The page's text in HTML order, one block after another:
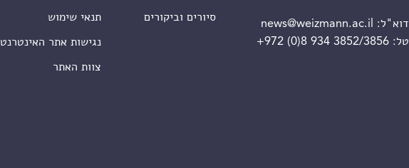
דוא"ל:
news@weizmann.ac.il
טל:+972 (0)8 934 3852/3856
סיורים וביקורים תנאי שימוש
נגישות אתר האינטרנט
צוות האתר